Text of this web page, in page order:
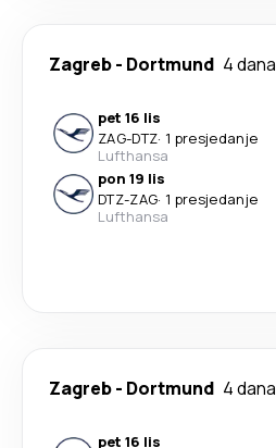
Zagreb- Dortmund 4 dana
pet 16 lis
ZAG-DTZ· 1 presjedanje
Lufthansa
pon 19 lis
DTZ-ZAG· 1 presjedanje
Lufthansa
Zagreb- Dortmund 4 dana
pet 16 lis